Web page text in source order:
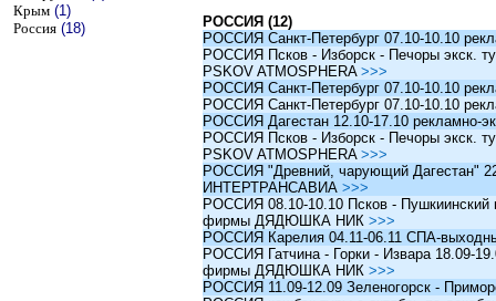
Крым (1)
Россия (18)
РОССИЯ (12)
РОССИЯ Санкт-Петербург 07.10-10.10
РОССИЯ Псков - Изборск - Печоры экск.
PSKOV ATMOSPHERA >>>
РОССИЯ Санкт-Петербург 07.10-10.10
РОССИЯ Санкт-Петербург 07.10-10.10
РОССИЯ Дагестан 12.10-17.10 рекламно-
РОССИЯ Псков - Изборск - Печоры экск.
PSKOV ATMOSPHERA >>>
РОССИЯ "Древний, чарующий Дагестан"
ИНТЕРТРАНСАВИА >>>
РОССИЯ 08.10-10.10 Псков - Пушкиинский
фирмы ДЯДЮШКА НИК >>>
РОССИЯ Карелия 04.11-06.11 СПА-
РОССИЯ Гатчина - Горки - Извара 18.09-
фирмы ДЯДЮШКА НИК >>>
РОССИЯ 11.09-12.09 Зеленогорск -